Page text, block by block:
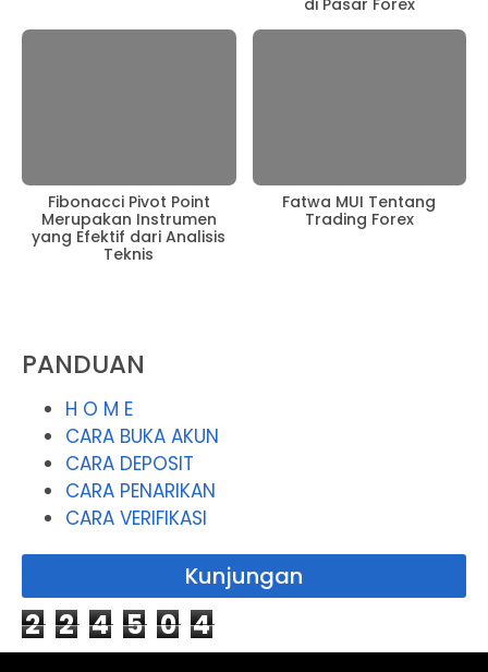
di Pasar Forex
Fibonacci Pivot Point
Merupakan Instrumen
yang Efektif dari Analisis
Teknis
Fatwa MUI Tentang
Trading Forex
PANDUAN
H O M E
CARA BUKA AKUN
CARA DEPOSIT
CARA PENARIKAN
CARA VERIFIKASI
Kunjungan
2 2 4 5 0 4